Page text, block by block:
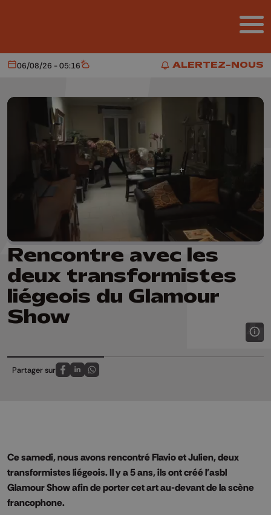
ALERTEZ-NOUS
ALERTEZ-NOUS
Aujourd'hui
06/08/26 - 05:16 Météo
Rencontre avec les
deux transformistes
liégeois du Glamour
Show
Partager sur
Partagez sur FaceBook
Partagez sur LinkedIn
Partagez sur Whatsapp
Ce samedi, nous avons rencontré Flavio et Julien, deux
transformistes liégeois. Il y a 5 ans, ils ont créé l'asbl
Glamour Show afin de porter cet art au-devant de la scène
francophone.